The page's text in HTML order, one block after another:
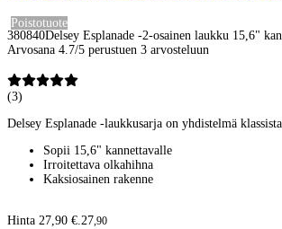
Poistotuote
380840Delsey Esplanade -2-osainen laukku 15,6"
Arvosana 4.7/5 perustuen 3 arvosteluun
(3)
Delsey Esplanade -laukkusarja on yhdistelmä
Sopii 15,6" kannettavalle
Irroitettava olkahihna
Kaksiosainen rakenne
Hinta 27,90 €.27,90